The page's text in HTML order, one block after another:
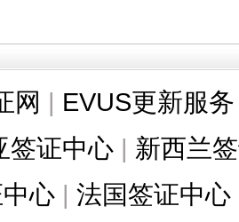
网 | EVUS更新服务
签证中心 | 新西兰
心 | 法国签证中心